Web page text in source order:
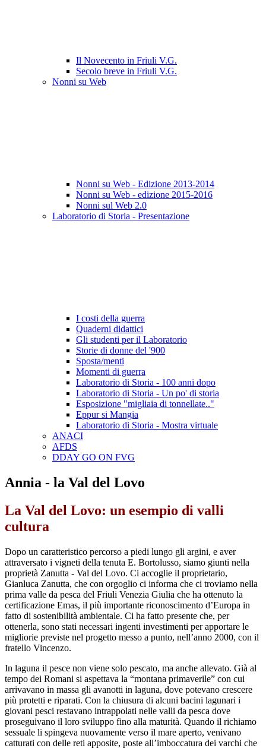
Il Novecento in Friuli V.G.
Secolo breve in Friuli V.G.
Nonni su Web
Nonni su Web - Edizione 2013-2014
Nonni su Web - edizione 2015-2016
Nonni sul Web 2.0
Laboratorio di Storia - Presentazione
I costi della guerra
Quaderni didattici
Gli studenti per il Laboratorio
Storie di donne del '900
Sposta/menti
Momenti di guerra
Laboratorio di Storia - 100 anni dopo
Laboratorio di Storia - Un po' di storia
Esposizione "migliaia di tonnellate.."
Eppur si Mangia
Laboratorio di Storia - Mostra virtuale
ANACI
AFDS
DDAY GO ON FVG
Annia - la Val del Lovo
La Val del Lovo: un esempio di valli
cultura
Dopo un caratteristico percorso a piedi lungo gli argini, e aver
attraversato i vigneti della tenuta E. Bortolusso, siamo giunti nella
proprietà Zanutta - Val del Lovo. Ci accoglie il proprietario,
Gianluca Zanutta, che con orgoglio ci informa che ci troviamo nella
prima valle da pesca del Friuli Venezia Giulia che ha ottenuto la
certificazione Emas, il più importante riconoscimento d’Europa in
fatto di sostenibilità ambientale. Ci ha fatto presente che, per
ottenerla, sono stati necessari ingenti investimenti per apportare le
migliorie previste nel progetto messo a punto, nell’anno 2000, con il
fratello Vincenzo.
In laguna il pesce non viene solo pescato, ma anche allevato. Già al
tempo dei Romani si aspettava la “montana primaverile” con cui
arrivavano in massa gli avanotti in laguna, dove potevano crescere
più protetti e riparati. Con la chiusura di alcuni bacini lagunari i
giovani pesci restavano intrappolati nelle valli da pesca dove
proseguivano il loro sviluppo fino alla maturità. Quando il richiamo
sessuale li spingeva nuovamente verso il mare aperto, venivano
catturati con delle reti apposite, poste all’imboccatura dei varchi che